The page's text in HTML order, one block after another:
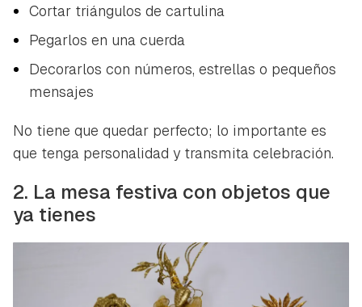
Cortar triángulos de cartulina
Pegarlos en una cuerda
Decorarlos con números, estrellas o pequeños
mensajes
No tiene que quedar perfecto; lo importante es
que tenga personalidad y transmita celebración.
2. La mesa festiva con objetos que
ya tienes